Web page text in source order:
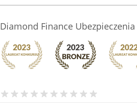
Diamond Finance Ubezpieczenia